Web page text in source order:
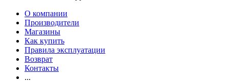
О компании
Производители
Магазины
Как купить
Правила эксплуатации
Возврат
Контакты
...